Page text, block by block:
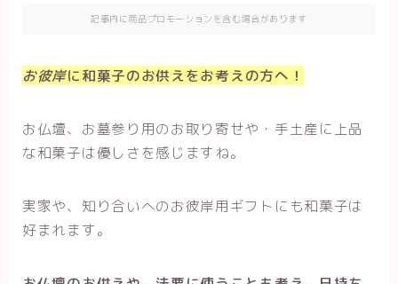
記事内に商品プロモーションを含む場合があります
お彼岸に和菓子のお供えをお考えの方へ！
お仏壇、お墓参り用のお取り寄せや・手土産に上品
な和菓子は優しさを感じますね。
実家や、知り合いへのお彼岸用ギフトにも和菓子は
好まれます。